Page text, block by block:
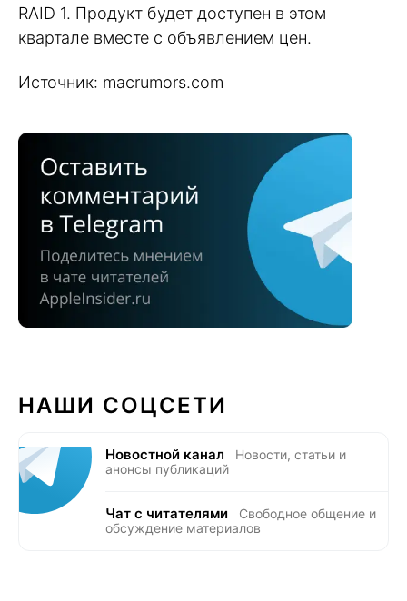
RAID 1. Продукт будет доступен в этом
квартале вместе с объявлением цен.
Источник: macrumors.com
НАШИ СОЦСЕТИ
Новостной канал
Новости, статьи и
анонсы публикаций
Чат с читателями
Свободное общение и
обсуждение материалов